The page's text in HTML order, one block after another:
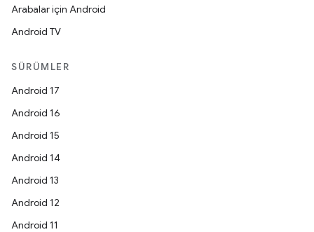
Arabalar için Android
Android TV
SÜRÜMLER
Android 17
Android 16
Android 15
Android 14
Android 13
Android 12
Android 11